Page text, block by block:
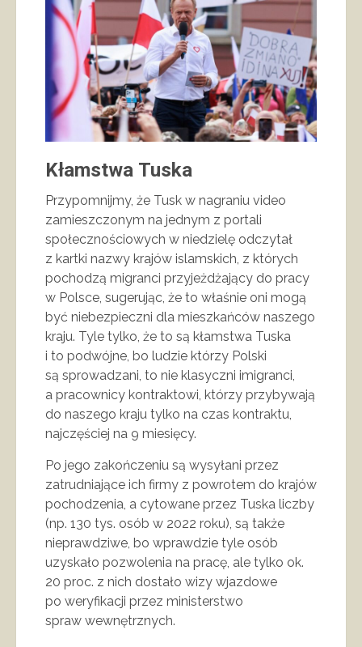
Kłamstwa Tuska
Przypomnijmy, że Tusk w nagraniu video
zamieszczonym na jednym z portali
społecznościowych w niedzielę odczytał
z kartki nazwy krajów islamskich, z których
pochodzą migranci przyjeżdżający do pracy
w Polsce, sugerując, że to właśnie oni mogą
być niebezpieczni dla mieszkańców naszego
kraju. Tyle tylko, że to są kłamstwa Tuska
i to podwójne, bo ludzie którzy Polski
są sprowadzani, to nie klasyczni imigranci,
a pracownicy kontraktowi, którzy przybywają
do naszego kraju tylko na czas kontraktu,
najczęściej na 9 miesięcy.
Po jego zakończeniu są wysyłani przez
zatrudniające ich firmy z powrotem do krajów
pochodzenia, a cytowane przez Tuska liczby
(np. 130 tys. osób w 2022 roku), są także
nieprawdziwe, bo wprawdzie tyle osób
uzyskało pozwolenia na pracę, ale tylko ok.
20 proc. z nich dostało wizy wjazdowe
po weryfikacji przez ministerstwo
spraw wewnętrznych.